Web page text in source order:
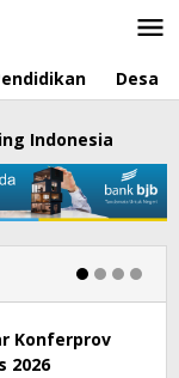
Desa
Konferprov
2026